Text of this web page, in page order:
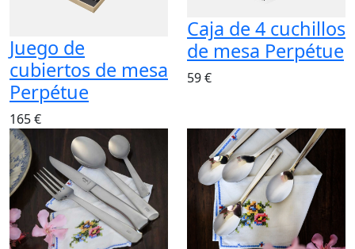
Juego de
cubiertos de mesa
Perpétue
165 €
Caja de 4 cuchillos
de mesa Perpétue
59 €